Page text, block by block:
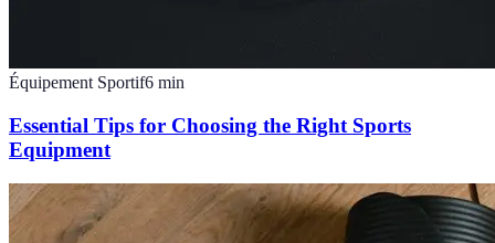
Équipement Sportif6 min
Essential Tips for Choosing the Right Sports
Equipment